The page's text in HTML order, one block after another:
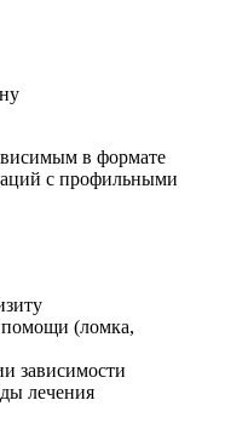
в формате
с профильными
(ломка,
зависимости
лечения